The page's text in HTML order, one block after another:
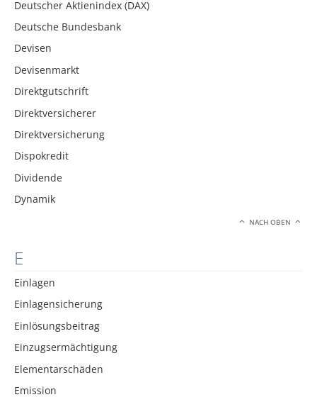
Deutscher Aktienindex (DAX)
Deutsche Bundesbank
Devisen
Devisenmarkt
Direktgutschrift
Direktversicherer
Direktversicherung
Dispokredit
Dividende
Dynamik
NACH OBEN
E
Einlagen
Einlagensicherung
Einlösungsbeitrag
Einzugsermächtigung
Elementarschäden
Emission